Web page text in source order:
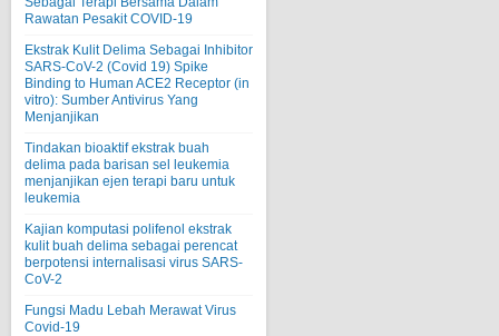
Rawatan Pesakit COVID-19
Ekstrak Kulit Delima Sebagai Inhibitor
SARS-CoV-2 (Covid 19) Spike
Binding to Human ACE2 Receptor (in
vitro): Sumber Antivirus Yang
Menjanjikan
Tindakan bioaktif ekstrak buah
delima pada barisan sel leukemia
menjanjikan ejen terapi baru untuk
leukemia
Kajian komputasi polifenol ekstrak
kulit buah delima sebagai perencat
berpotensi internalisasi virus SARS-
CoV-2
Fungsi Madu Lebah Merawat Virus
Covid-19